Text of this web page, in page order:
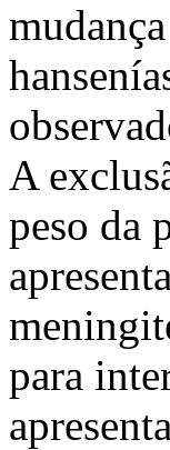
A
peso da
para